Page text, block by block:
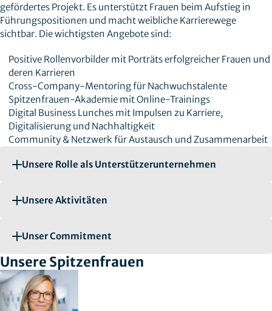
gefördertes Projekt. Es unterstützt Frauen beim Aufstieg in
Führungspositionen und macht weibliche Karrierewege
sichtbar. Die wichtigsten Angebote sind:
Positive Rollenvorbilder mit Porträts erfolgreicher Frauen und
deren Karrieren
Cross-Company-Mentoring für Nachwuchstalente
Spitzenfrauen-Akademie mit Online-Trainings
Digital Business Lunches mit Impulsen zu Karriere,
Digitalisierung und Nachhaltigkeit
Community & Netzwerk für Austausch und Zusammenarbeit
Unsere Rolle als Unterstützerunternehmen
Unsere Aktivitäten
Unser Commitment
Unsere Spitzenfrauen